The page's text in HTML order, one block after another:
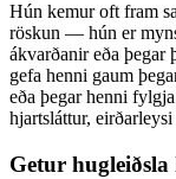
Hún kemur oft fram
röskun — hún er
ákvarðanir eða þegar
gefa henni gaum
eða þegar henni
hjartsláttur,
Getur